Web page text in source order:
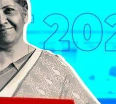
6.5శాతం
సంవత్సరం 7శాతం
వృద్ధి సాధించినా అది
అనేక అనేక సవాళ్లను